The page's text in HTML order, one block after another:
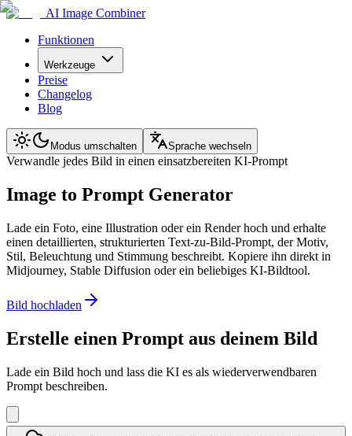
AI Image Combiner
Funktionen
Werkzeuge
Preise
Changelog
Blog
Modus umschalten Sprache wechseln
Verwandle jedes Bild in einen einsatzbereiten KI-Prompt
Image to Prompt Generator
Lade ein Foto, eine Illustration oder ein Render hoch und erhalte
einen detaillierten, strukturierten Text-zu-Bild-Prompt, der Motiv,
Stil, Beleuchtung und Stimmung beschreibt. Kopiere ihn direkt in
Midjourney, Stable Diffusion oder ein beliebiges KI-Bildtool.
Bild hochladen
Erstelle einen Prompt aus deinem Bild
Lade ein Bild hoch und lass die KI es als wiederverwendbaren
Prompt beschreiben.